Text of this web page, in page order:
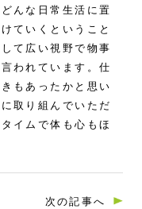
んな日常生活に置
ていくということ
て広い視野で物事
われています。仕
もあったかと思い
取り組んでいただ
イムで体も心もほ
次の記事へ